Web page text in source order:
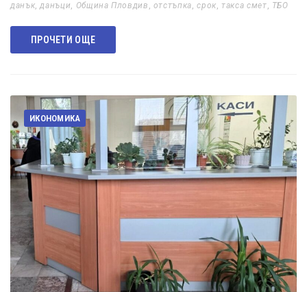
данък,данъци, Община Пловдив , отстъпка,срок,такса смет, ТБО
ПРОЧЕТИ ОЩЕ
ИКОНОМИКА